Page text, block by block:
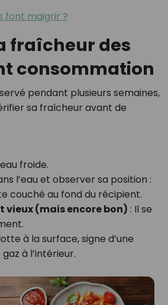
font maigrir ?
fraîcheur des
consommation
pendant plusieurs semaines,
sa fraîcheur avant de
froide.
l’eau et observer sa position :
couché au fond du récipient.
(mais encore bon) : Il se
à la surface, signe d’une
à l’intérieur.